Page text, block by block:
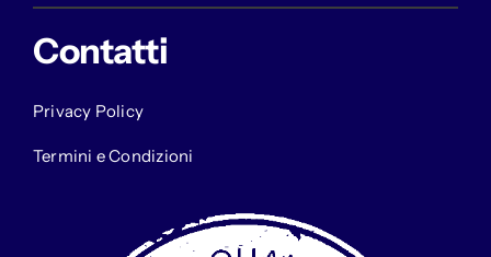
Contatti
Privacy Policy
Termini e Condizioni